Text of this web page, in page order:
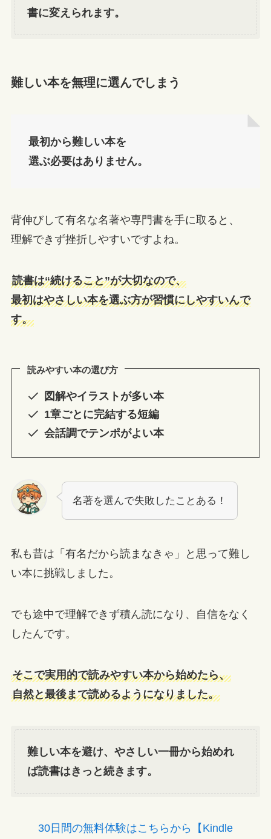
書に変えられます。
難しい本を無理に選んでしまう
最初から難しい本を
選ぶ必要はありません。
背伸びして有名な名著や専門書を手に取ると、
理解できず挫折しやすいですよね。
読書は“続けること”が大切なので、
最初はやさしい本を選ぶ方が習慣にしやすいんで
す。
読みやすい本の選び方
図解やイラストが多い本
1章ごとに完結する短編
会話調でテンポがよい本
名著を選んで失敗したことある！
私も昔は「有名だから読まなきゃ」と思って難し
い本に挑戦しました。
でも途中で理解できず積ん読になり、自信をなく
したんです。
そこで実用的で読みやすい本から始めたら、
自然と最後まで読めるようになりました。
難しい本を避け、やさしい一冊から始めれ
ば読書はきっと続きます。
30日間の無料体験はこちらから【Kindle